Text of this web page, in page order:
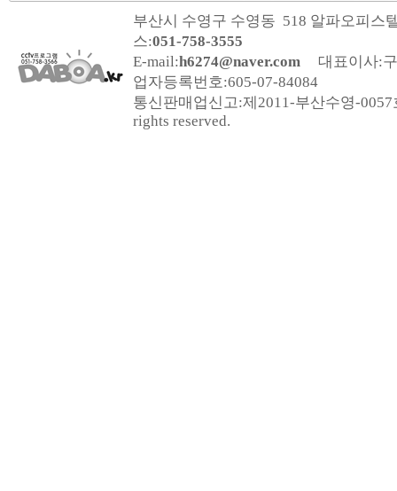
부산시 수영구 수영동 518 알파오피
스:051-758-3555
E-mail:h6274@naver.com 대표이사:
업자등록번호:605-07-84084
통신판매업신고:제2011-부산수영-0057
rights reserved.